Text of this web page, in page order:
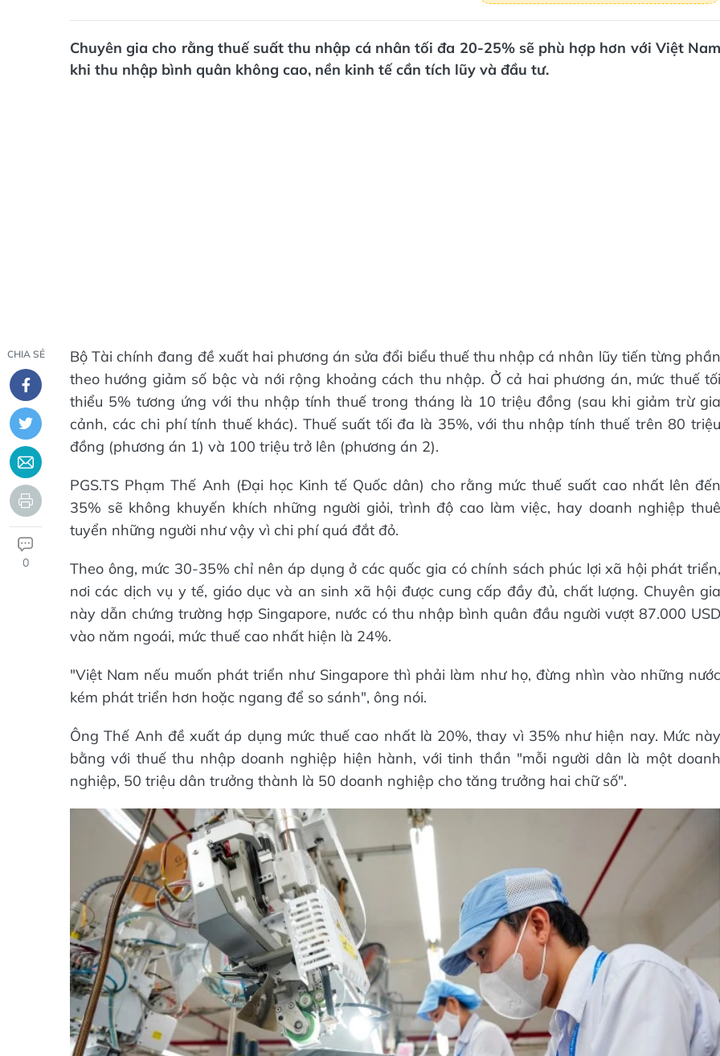
Chuyên gia cho rằng thuế suất thu nhập cá nhân tối đa 20-25% sẽ phù hợp hơn với Việt Nam
khi thu nhập bình quân không cao, nền kinh tế cần tích lũy và đầu tư.
CHIA SẺ
0
Bộ Tài chính đang đề xuất hai phương án sửa đổi biểu thuế thu nhập cá nhân lũy tiến từng phần
theo hướng giảm số bậc và nới rộng khoảng cách thu nhập. Ở cả hai phương án, mức thuế tối
thiểu 5% tương ứng với thu nhập tính thuế trong tháng là 10 triệu đồng (sau khi giảm trừ gia
cảnh, các chi phí tính thuế khác). Thuế suất tối đa là 35%, với thu nhập tính thuế trên 80 triệu
đồng (phương án 1) và 100 triệu trở lên (phương án 2).
PGS.TS Phạm Thế Anh (Đại học Kinh tế Quốc dân) cho rằng mức thuế suất cao nhất lên đến
35% sẽ không khuyến khích những người giỏi, trình độ cao làm việc, hay doanh nghiệp thuê
tuyển những người như vậy vì chi phí quá đắt đỏ.
Theo ông, mức 30-35% chỉ nên áp dụng ở các quốc gia có chính sách phúc lợi xã hội phát triển,
nơi các dịch vụ y tế, giáo dục và an sinh xã hội được cung cấp đầy đủ, chất lượng. Chuyên gia
này dẫn chứng trường hợp Singapore, nước có thu nhập bình quân đầu người vượt 87.000 USD
vào năm ngoái, mức thuế cao nhất hiện là 24%.
"Việt Nam nếu muốn phát triển như Singapore thì phải làm như họ, đừng nhìn vào những nước
kém phát triển hơn hoặc ngang để so sánh", ông nói.
Ông Thế Anh đề xuất áp dụng mức thuế cao nhất là 20%, thay vì 35% như hiện nay. Mức này
bằng với thuế thu nhập doanh nghiệp hiện hành, với tinh thần "mỗi người dân là một doanh
nghiệp, 50 triệu dân trưởng thành là 50 doanh nghiệp cho tăng trưởng hai chữ số".